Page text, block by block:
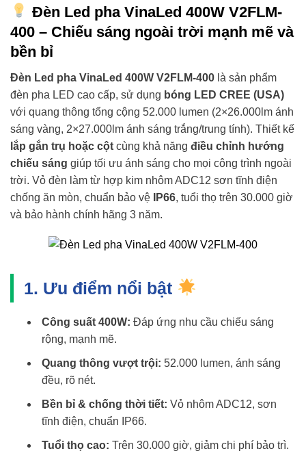
Đèn Led pha VinaLed 400W V2FLM-
400 – Chiếu sáng ngoài trời mạnh mẽ và
bền bỉ
Đèn Led pha VinaLed 400W V2FLM-400 là sản phẩm
đèn pha LED cao cấp, sử dụng bóng LED CREE (USA)
với quang thông tổng cộng 52.000 lumen (2×26.000lm ánh
sáng vàng, 2×27.000lm ánh sáng trắng/trung tính). Thiết kế
lắp gắn trụ hoặc cột cùng khả năng điều chỉnh hướng
chiếu sáng giúp tối ưu ánh sáng cho mọi công trình ngoài
trời. Vỏ đèn làm từ hợp kim nhôm ADC12 sơn tĩnh điện
chống ăn mòn, chuẩn bảo vệ
IP66, tuổi thọ trên 30.000 giờ
và bảo hành chính hãng 3 năm.
1. Ưu điểm nổi bật
Công suất 400W: Đáp ứng nhu cầu chiếu sáng
rộng, mạnh mẽ.
Quang thông vượt trội: 52.000 lumen, ánh sáng
đều, rõ nét.
Bền bỉ & chống thời tiết: Vỏ nhôm ADC12, sơn
tĩnh điện, chuẩn IP66.
Tuổi thọ cao: Trên 30.000 giờ, giảm chi phí bảo trì.